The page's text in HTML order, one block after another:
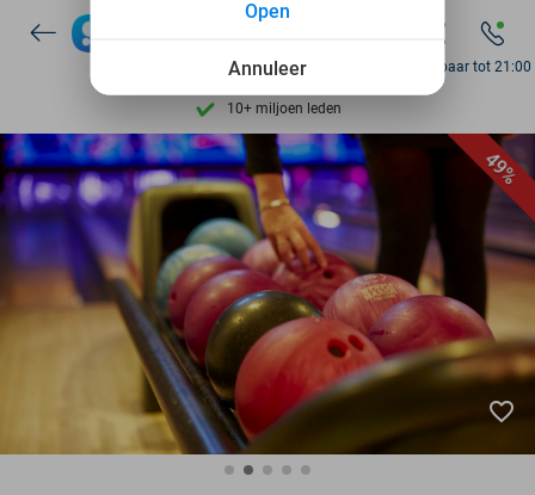
7 dagen per week beschikbaar
10+ miljoen leden
9,4 op basis van
Ontdek 15.000+ deals
7 dagen per week beschikbaar
10+ miljoen leden
Bereikbaar tot 21:00
49%
favorite_border
Annuleer
Open